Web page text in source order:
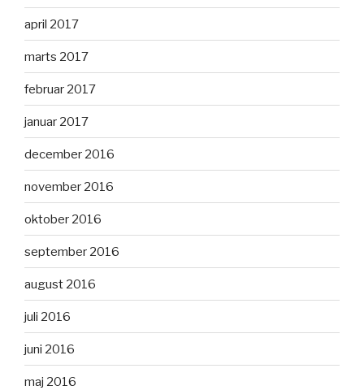
april 2017
marts 2017
februar 2017
januar 2017
december 2016
november 2016
oktober 2016
september 2016
august 2016
juli 2016
juni 2016
maj 2016